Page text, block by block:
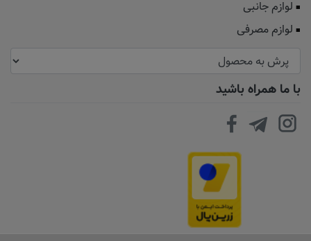
لوازم جانبی
لوازم مصرفی
با ما همراه باشید